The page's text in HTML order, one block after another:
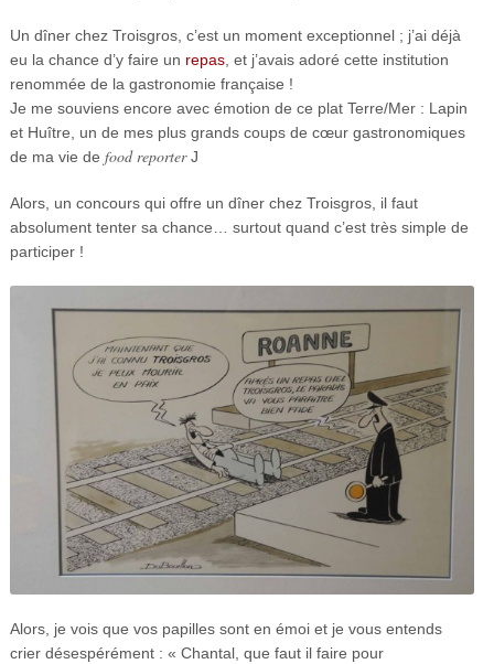
Un dîner chez Troisgros, c’est un moment exceptionnel ; j’ai déjà
eu la chance d’y faire un repas, et j’avais adoré cette institution
renommée de la gastronomie française !
Je me souviens encore avec émotion de ce plat Terre/Mer : Lapin
et Huître, un de mes plus grands coups de cœur gastronomiques
de ma vie de food reporterJ
Alors, un concours qui offre un dîner chez Troisgros, il faut
absolument tenter sa chance… surtout quand c’est très simple de
participer !
Alors, je vois que vos papilles sont en émoi et je vous entends
crier désespérément : « Chantal, que faut il faire pour